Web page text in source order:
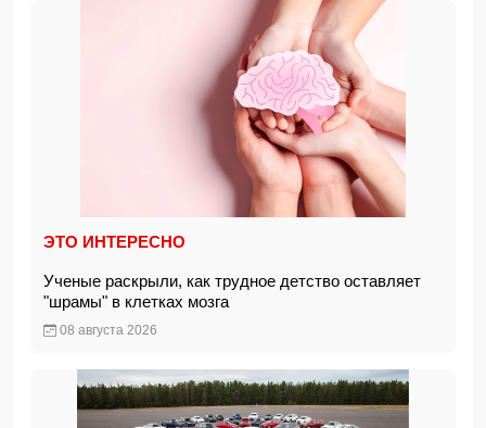
ЭТО ИНТЕРЕСНО
Ученые раскрыли, как трудное детство оставляет
"шрамы" в клетках мозга
08 августа 2026